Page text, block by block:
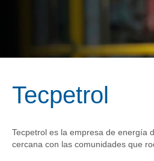
Tecpetrol
Tecpetrol es la empresa de energía
cercana con las comunidades que